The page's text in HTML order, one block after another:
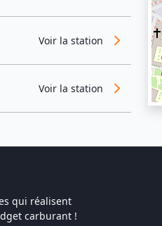
Voir la station
Voir la station
qui réalisent
carburant !